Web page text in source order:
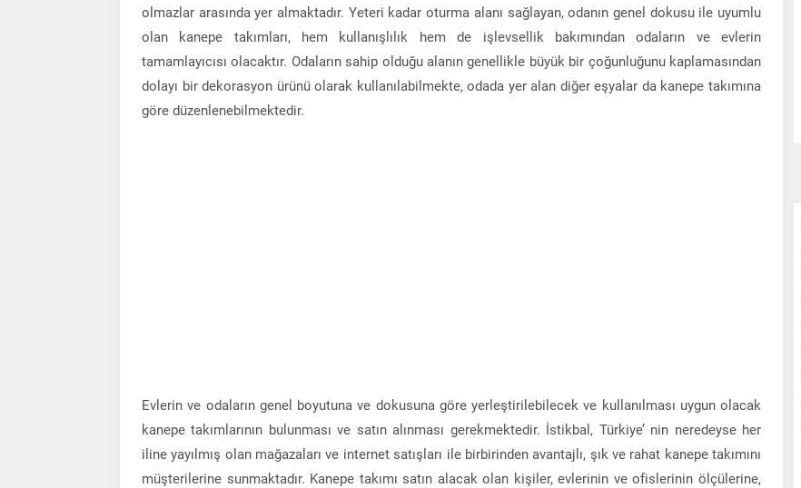
olmazlar arasında yer almaktadır. Yeteri kadar oturma alanı sağlayan, odanın genel dokusu ile uyumlu
olan kanepe takımları, hem kullanışlılık hem de işlevsellik bakımından odaların ve evlerin
tamamlayıcısı olacaktır. Odaların sahip olduğu alanın genellikle büyük bir çoğunluğunu kaplamasından
dolayı bir dekorasyon ürünü olarak kullanılabilmekte, odada yer alan diğer eşyalar da kanepe takımına
göre düzenlenebilmektedir.
Evlerin ve odaların genel boyutuna ve dokusuna göre yerleştirilebilecek ve kullanılması uygun olacak
kanepe takımlarının bulunması ve satın alınması gerekmektedir. İstikbal, Türkiye’ nin neredeyse her
iline yayılmış olan mağazaları ve internet satışları ile birbirinden avantajlı, şık ve rahat kanepe takımını
müşterilerine sunmaktadır. Kanepe takımı satın alacak olan kişiler, evlerinin ve ofislerinin ölçülerine,